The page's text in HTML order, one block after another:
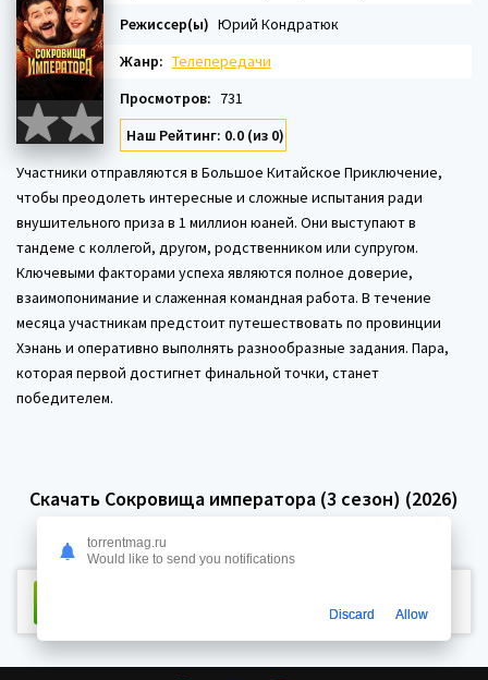
Режиссер(ы) Юрий Кондратюк
Жанр: Телепередачи
Просмотров: 731
Наш Рейтинг: 0.0 (из 0)
Участники отправляются в Большое Китайское Приключение,
чтобы преодолеть интересные и сложные испытания ради
внушительного приза в 1 миллион юаней. Они выступают в
тандеме с коллегой, другом, родственником или супругом.
Ключевыми факторами успеха являются полное доверие,
взаимопонимание и слаженная командная работа. В течение
месяца участникам предстоит путешествовать по провинции
Хэнань и оперативно выполнять разнообразные задания. Пара,
которая первой достигнет финальной точки, станет
победителем.
Скачать Сокровища императора (3 сезон) (2026)
torrentmag.ru
Would like to send you notifications
Discard Allow